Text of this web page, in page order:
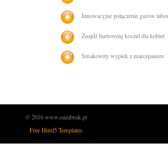
Innowacyjne połączenie gazów
Znajdź hurtownię koszul dla kobiet
Smakowity wypiek z marcepanem
© 2016 www.oazabruk.pl
Free Html5 Templates